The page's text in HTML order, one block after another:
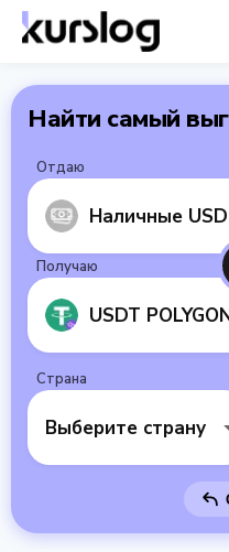
Найти самый
Отдаю
Наличные USD
Получаю
USDT
Страна
Выберите страну